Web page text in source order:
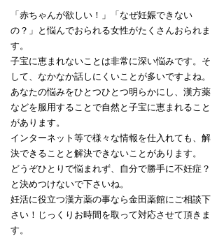
「赤ちゃんが欲しい！」「なぜ妊娠できない
の？」と悩んでおられる女性がたくさんおられま
す。
子宝に恵まれないことは非常に深い悩みです。そ
して、なかなか話しにくいことが多いですよね。
あなたの悩みをひとつひとつ明らかにし、漢方薬
などを服用することで自然と子宝に恵まれること
があります。
インターネット等で様々な情報を仕入れても、解
決できることと解決できないことがあります。
どうぞひとりで悩まれず、自分で勝手に不妊症？
と決めつけないで下さいね。
妊活に役立つ漢方薬の事なら金田薬館にご相談下
さい！じっくりお時間を取って対応させて頂きま
す。